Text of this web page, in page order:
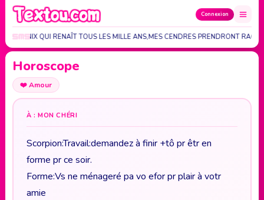
Connexion
PHŒNIX QUI RENAÎT TOUS LES MILLE ANS,MES CENDRES PRENDRONT
Horoscope
❤️Amour
À : MON CHÉRI
Scorpion:Travail:demandez à finir +tô pr êtr en
forme pr ce soir.
Forme:Vs ne ménageré pa vo efor pr plair à votr
amie